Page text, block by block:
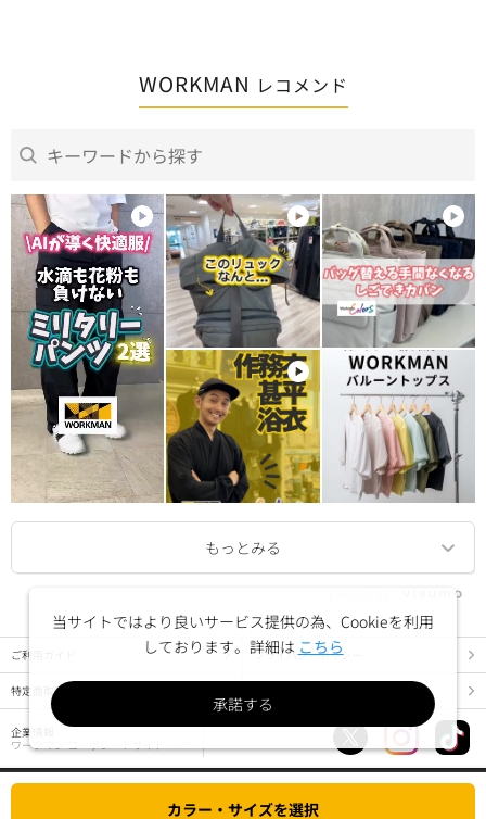
カラー・サイズを選択
WORKMAN レコメンド
ご利用ガイド プライバシーポリシー
特定商取引法に基づく表示
企業情報
ワークマン コーポレートサイト
PC版でみる
当サイトではより良いサービス提供の為、Cookieを利用
しております。詳細は こちら
承諾する